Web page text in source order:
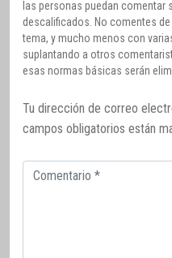
las personas puedan comentar
descalificados. No comentes
tema, y mucho menos con
suplantando a otros
esas normas básicas serán
Tu dirección de correo
campos obligatorios están
Comentario